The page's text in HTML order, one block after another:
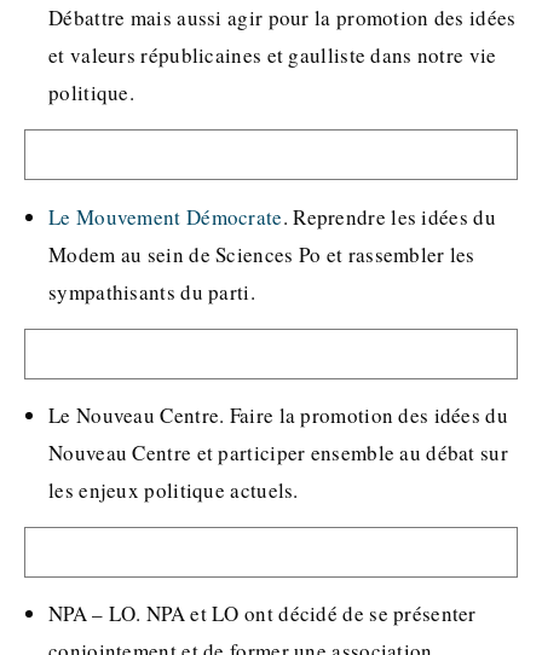
Débattre mais aussi agir pour la promotion des idées
et valeurs républicaines et gaulliste dans notre vie
politique.
Le Mouvement Démocrate. Reprendre les idées du
Modem au sein de Sciences Po et rassembler les
sympathisants du parti.
Le Nouveau Centre. Faire la promotion des idées du
Nouveau Centre et participer ensemble au débat sur
les enjeux politique actuels.
NPA – LO. NPA et LO ont décidé de se présenter